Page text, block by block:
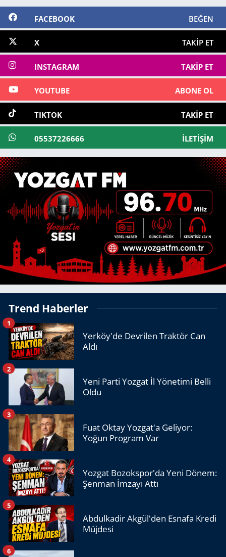
FACEBOOK BEĞEN
X TAKIP ET
INSTAGRAM TAKIP ET
YOUTUBE ABONE OL
TIKTOK TAKIP ET
05537226666 İLETIŞIM
Trend Haberler
Yerköy'de Devrilen Traktör Can
Aldı
1
Yeni Parti Yozgat İl Yönetimi Belli
Oldu
2
Fuat Oktay Yozgat'a Geliyor:
Yoğun Program Var
3
Yozgat Bozokspor'da Yeni Dönem:
Şenman İmzayı Attı
4
Abdulkadir Akgül'den Esnafa Kredi
Müjdesi
5
6